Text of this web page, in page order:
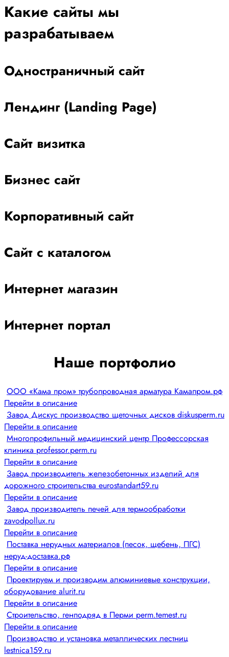
Какие сайты мы
разрабатываем
Одностраничный сайт
Лендинг (Landing Page)
Сайт визитка
Бизнес сайт
Корпоративный сайт
Сайт с каталогом
Интернет магазин
Интернет портал
Наше портфолио
ООО «Кама пром» трубопроводная арматура Камапром.рф
Перейти в описание
Завод Дискус производство щеточных дисков diskusperm.ru
Перейти в описание
Многопрофильный медицинский центр Профессорская
клиника professor.perm.ru
Перейти в описание
Завод производитель железобетонных изделий для
дорожного строительства eurostandart59.ru
Перейти в описание
Завод производитель печей для термообработки
zavodpollux.ru
Перейти в описание
Поставка нерудных материалов (песок, щебень, ПГС)
неруд-доставка.рф
Перейти в описание
Проектируем и производим алюминиевые конструкции,
оборудование alurit.ru
Перейти в описание
Строительство, генподряд в Перми perm.temest.ru
Перейти в описание
Производство и установка металлических лестниц
lestnica159.ru